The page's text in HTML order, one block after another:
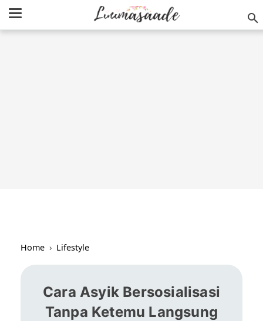
-->
Home › Lifestyle
Cara Asyik Bersosialisasi
Tanpa Ketemu Langsung